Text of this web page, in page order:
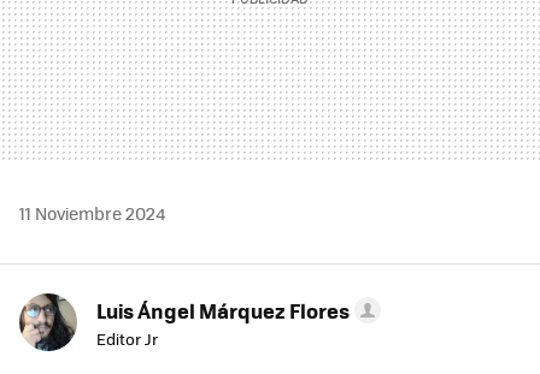
11 Noviembre 2024
Luis Ángel Márquez Flores
Editor Jr